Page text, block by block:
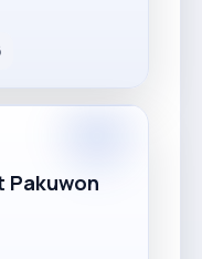
Pakuwon